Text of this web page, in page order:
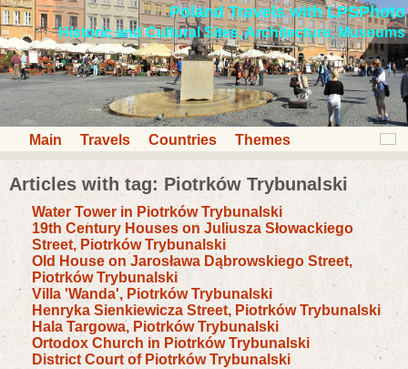
Poland Travels with LPSPhoto
Historic and Cultural Sites, Architecture, Museums
Main Travels Countries Themes
Articles with tag: Piotrków Trybunalski
Water Tower in Piotrków Trybunalski
19th Century Houses on Juliusza Słowackiego
Street, Piotrków Trybunalski
Old House on Jarosława Dąbrowskiego Street,
Piotrków Trybunalski
Villa 'Wanda', Piotrków Trybunalski
Henryka Sienkiewicza Street, Piotrków Trybunalski
Hala Targowa, Piotrków Trybunalski
Ortodox Church in Piotrków Trybunalski
District Court of Piotrków Trybunalski